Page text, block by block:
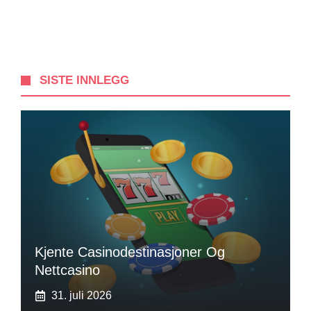
SISTE INNLEGG
Kjente Casinodestinasjoner Og
Nettcasino
31. juli 2026